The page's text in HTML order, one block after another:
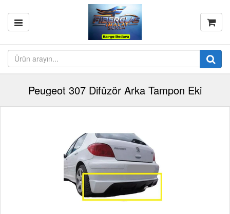
Peugeot 307 Difüzör Arka Tampon Eki